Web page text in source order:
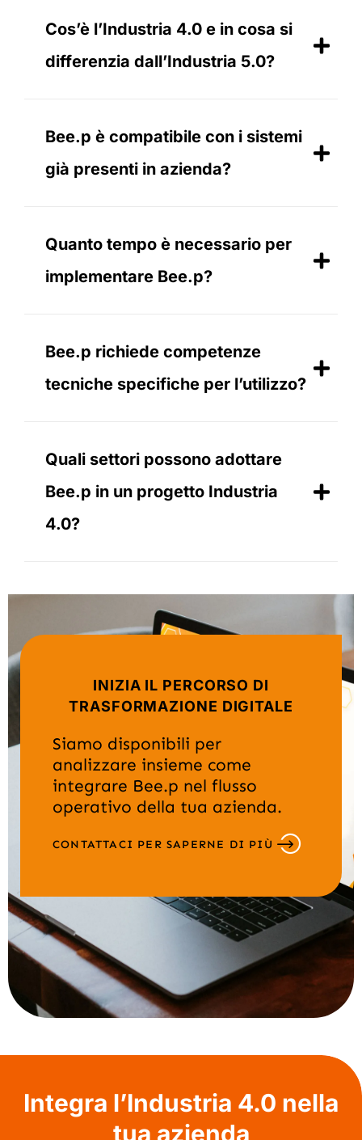
Cos’è l’Industria 4.0 e in cosa si
differenzia dall’Industria 5.0?
Bee.p è compatibile con i sistemi
già presenti in azienda?
Quanto tempo è necessario per
implementare Bee.p?
Bee.p richiede competenze
tecniche specifiche per l’utilizzo?
Quali settori possono adottare
Bee.p in un progetto Industria
4.0?
INIZIA IL PERCORSO DI
TRASFORMAZIONE DIGITALE
Siamo disponibili per
analizzare insieme come
integrare Bee.p nel flusso
operativo della tua azienda.
CONTATTACI PER SAPERNE DI PIÙ
Integra l’Industria 4.0 nella
tua azienda